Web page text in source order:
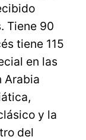
Tiene 90
tiene 115
en las
Arabia
y la
del